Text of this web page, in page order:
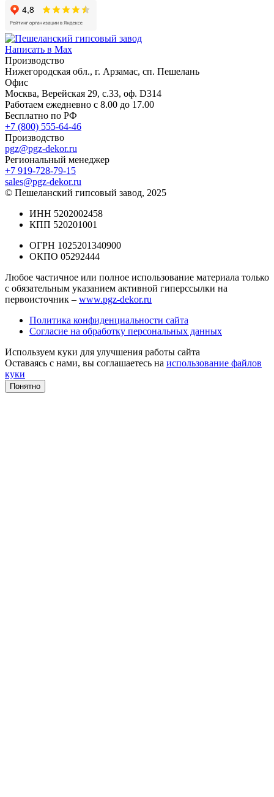
Написать в Max
Производство
Нижегородская обл., г. Арзамас, сп. Пешелань
Офис
Москва, Верейская 29, с.33, оф. D314
Работаем ежедневно с 8.00 до 17.00
Бесплатно по РФ
+7 (800) 555-64-46
Производство
pgz@pgz-dekor.ru
Региональный менеджер
+7 919-728-79-15
sales@pgz-dekor.ru
© Пешеланский гипсовый завод, 2025
ИНН 5202002458
КПП 520201001
ОГРН 1025201340900
ОКПО 05292444
Любое частичное или полное использование материала только
с обязательным указанием активной гиперссылки на
первоисточник – www.pgz-dekor.ru
Политика конфиденциальности сайта
Согласие на обработку персональных данных
Используем куки для улучшения работы сайта
Оставаясь с нами, вы соглашаетесь на использование файлов
куки
Понятно